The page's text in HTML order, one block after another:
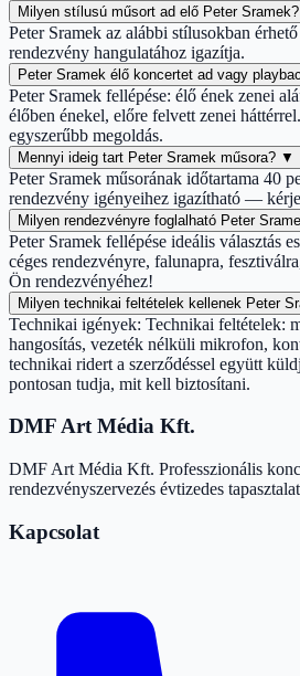
Milyen stílusú műsort ad elő Peter Sramek?
Peter Sramek az alábbi stílusokban
rendezvény hangulatához igazítja.
Peter Sramek élő koncertet ad vagy
Peter Sramek fellépése: élő ének zenei
élőben énekel, előre felvett zenei
egyszerűbb megoldás.
Mennyi ideig tart Peter Sramek műsora? ▼
Peter Sramek műsorának időtartama 40
rendezvény igényeihez igazítható —
Milyen rendezvényre foglalható Peter
Peter Sramek fellépése ideális választás
céges rendezvényre, falunapra,
Ön rendezvényéhez!
Milyen technikai feltételek kellenek Peter
Technikai igények: Technikai feltételek:
hangosítás, vezeték nélküli mikrofon,
technikai ridert a szerződéssel együtt
pontosan tudja, mit kell biztosítani.
DMF Art Média Kft.
DMF Art Média Kft. Professzionális
rendezvényszervezés évtizedes
Kapcsolat